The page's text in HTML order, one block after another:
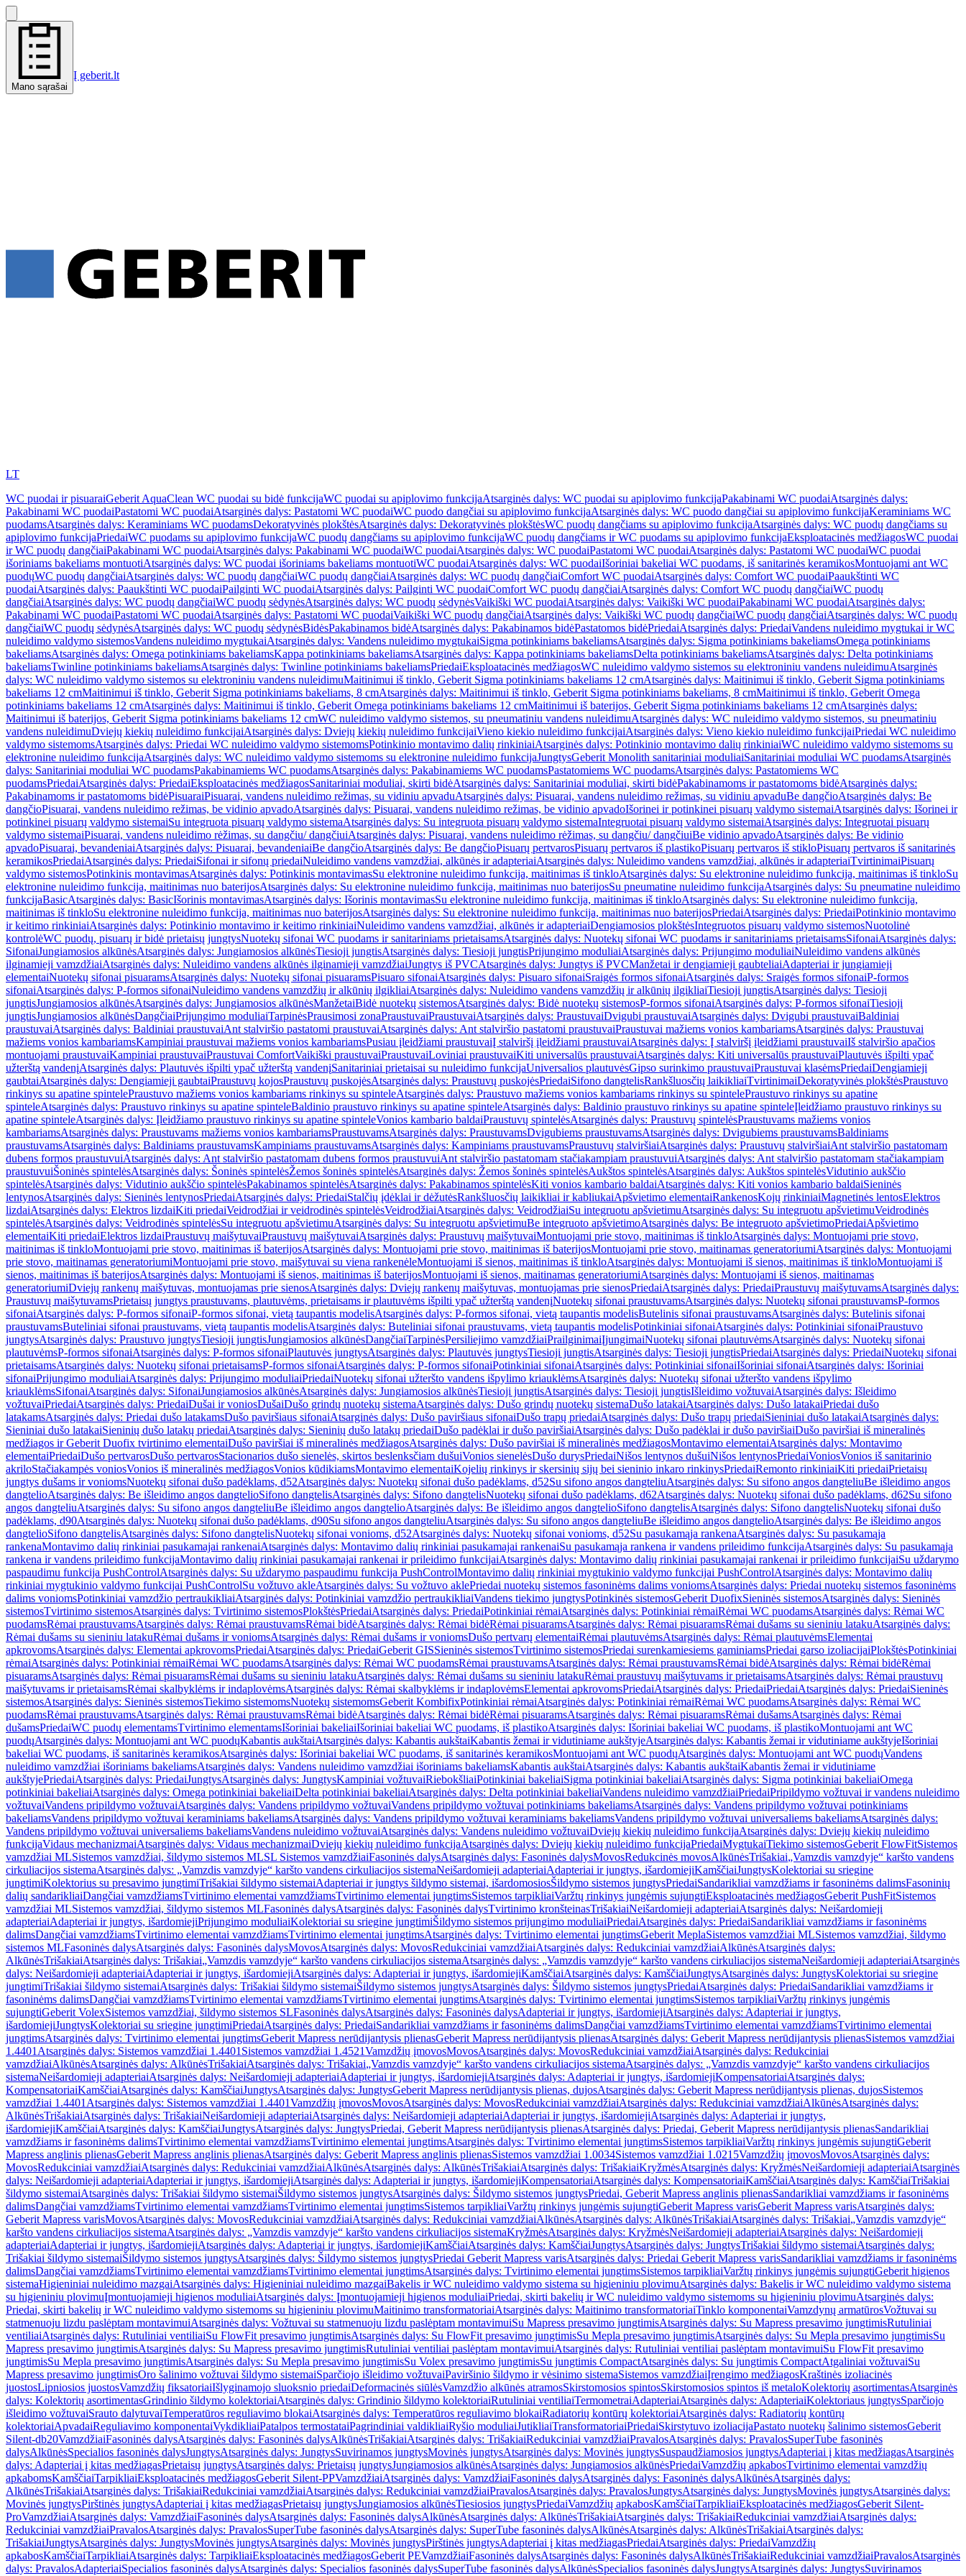
Mano sąrašai
Į geberit.lt
LT
WC puodai ir pisuaraiGeberit AquaClean WC puodai su bidė funkcijaWC puodai su apiplovimo funkcijaAtsarginės dalys: WC puodai su apiplovimo funkcijaPakabinami WC puodaiAtsarginės dalys:
Pakabinami WC puodaiPastatomi WC puodaiAtsarginės dalys: Pastatomi WC puodaiWC puodo dangčiai su apiplovimo funkcijaAtsarginės dalys: WC puodo dangčiai su apiplovimo funkcijaKeraminiams WC
puodamsAtsarginės dalys: Keraminiams WC puodamsDekoratyvinės plokštėsAtsarginės dalys: Dekoratyvinės plokštėsWC puodų dangčiams su apiplovimo funkcijaAtsarginės dalys: WC puodų dangčiams su
apiplovimo funkcijaPriedaiWC puodams su apiplovimo funkcijaWC puodų dangčiams su apiplovimo funkcijaWC puodų dangčiams ir WC puodams su apiplovimo funkcijaEksploatacinės medžiagosWC puodai
ir WC puodų dangčiaiPakabinami WC puodaiAtsarginės dalys: Pakabinami WC puodaiWC puodaiAtsarginės dalys: WC puodaiPastatomi WC puodaiAtsarginės dalys: Pastatomi WC puodaiWC puodai
išoriniams bakeliams montuotiAtsarginės dalys: WC puodai išoriniams bakeliams montuotiWC puodaiAtsarginės dalys: WC puodaiIšoriniai bakeliai WC puodams, iš sanitarinės keramikosMontuojami ant WC
puodųWC puodų dangčiaiAtsarginės dalys: WC puodų dangčiaiWC puodų dangčiaiAtsarginės dalys: WC puodų dangčiaiComfort WC puodaiAtsarginės dalys: Comfort WC puodaiPaaukštinti WC
puodaiAtsarginės dalys: Paaukštinti WC puodaiPailginti WC puodaiAtsarginės dalys: Pailginti WC puodaiComfort WC puodų dangčiaiAtsarginės dalys: Comfort WC puodų dangčiaiWC puodų
dangčiaiAtsarginės dalys: WC puodų dangčiaiWC puodų sėdynėsAtsarginės dalys: WC puodų sėdynėsVaikiški WC puodaiAtsarginės dalys: Vaikiški WC puodaiPakabinami WC puodaiAtsarginės dalys:
Pakabinami WC puodaiPastatomi WC puodaiAtsarginės dalys: Pastatomi WC puodaiVaikiški WC puodų dangčiaiAtsarginės dalys: Vaikiški WC puodų dangčiaiWC puodų dangčiaiAtsarginės dalys: WC puodų
dangčiaiWC puodų sėdynėsAtsarginės dalys: WC puodų sėdynėsBidėsPakabinamos bidėAtsarginės dalys: Pakabinamos bidėPastatomos bidėPriedaiAtsarginės dalys: PriedaiVandens nuleidimo mygtukai ir WC
nuleidimo valdymo sistemosVandens nuleidimo mygtukaiAtsarginės dalys: Vandens nuleidimo mygtukaiSigma potinkiniams bakeliamsAtsarginės dalys: Sigma potinkiniams bakeliamsOmega potinkiniams
bakeliamsAtsarginės dalys: Omega potinkiniams bakeliamsKappa potinkiniams bakeliamsAtsarginės dalys: Kappa potinkiniams bakeliamsDelta potinkiniams bakeliamsAtsarginės dalys: Delta potinkiniams
bakeliamsTwinline potinkiniams bakeliamsAtsarginės dalys: Twinline potinkiniams bakeliamsPriedaiEksploatacinės medžiagosWC nuleidimo valdymo sistemos su elektroniniu vandens nuleidimuAtsarginės
dalys: WC nuleidimo valdymo sistemos su elektroniniu vandens nuleidimuMaitinimui iš tinklo, Geberit Sigma potinkiniams bakeliams 12 cmAtsarginės dalys: Maitinimui iš tinklo, Geberit Sigma potinkiniams
bakeliams 12 cmMaitinimui iš tinklo, Geberit Sigma potinkiniams bakeliams, 8 cmAtsarginės dalys: Maitinimui iš tinklo, Geberit Sigma potinkiniams bakeliams, 8 cmMaitinimui iš tinklo, Geberit Omega
potinkiniams bakeliams 12 cmAtsarginės dalys: Maitinimui iš tinklo, Geberit Omega potinkiniams bakeliams 12 cmMaitinimui iš baterijos, Geberit Sigma potinkiniams bakeliams 12 cmAtsarginės dalys:
Maitinimui iš baterijos, Geberit Sigma potinkiniams bakeliams 12 cmWC nuleidimo valdymo sistemos, su pneumatiniu vandens nuleidimuAtsarginės dalys: WC nuleidimo valdymo sistemos, su pneumatiniu
vandens nuleidimuDviejų kiekių nuleidimo funkcijaiAtsarginės dalys: Dviejų kiekių nuleidimo funkcijaiVieno kiekio nuleidimo funkcijaiAtsarginės dalys: Vieno kiekio nuleidimo funkcijaiPriedai WC nuleidimo
valdymo sistemomsAtsarginės dalys: Priedai WC nuleidimo valdymo sistemomsPotinkinio montavimo dalių rinkiniaiAtsarginės dalys: Potinkinio montavimo dalių rinkiniaiWC nuleidimo valdymo sistemoms su
elektronine nuleidimo funkcijaAtsarginės dalys: WC nuleidimo valdymo sistemoms su elektronine nuleidimo funkcijaJungtysGeberit Monolith sanitariniai moduliaiSanitariniai moduliai WC puodamsAtsarginės
dalys: Sanitariniai moduliai WC puodamsPakabinamiems WC puodamsAtsarginės dalys: Pakabinamiems WC puodamsPastatomiems WC puodamsAtsarginės dalys: Pastatomiems WC
puodamsPriedaiAtsarginės dalys: PriedaiEksploatacinės medžiagosSanitariniai moduliai, skirti bidėAtsarginės dalys: Sanitariniai moduliai, skirti bidėPakabinamoms ir pastatomoms bidėAtsarginės dalys:
Pakabinamoms ir pastatomoms bidėPisuaraiPisuarai, vandens nuleidimo režimas, su vidiniu apvaduAtsarginės dalys: Pisuarai, vandens nuleidimo režimas, su vidiniu apvaduBe dangčioAtsarginės dalys: Be
dangčioPisuarai, vandens nuleidimo režimas, be vidinio apvadoAtsarginės dalys: Pisuarai, vandens nuleidimo režimas, be vidinio apvadoIšorinei ir potinkinei pisuarų valdymo sistemaiAtsarginės dalys: Išorinei ir
potinkinei pisuarų valdymo sistemaiSu integruota pisuarų valdymo sistemaAtsarginės dalys: Su integruota pisuarų valdymo sistemaIntegruotai pisuarų valdymo sistemaiAtsarginės dalys: Integruotai pisuarų
valdymo sistemaiPisuarai, vandens nuleidimo rėžimas, su dangčiu/ dangčiuiAtsarginės dalys: Pisuarai, vandens nuleidimo rėžimas, su dangčiu/ dangčiuiBe vidinio apvadoAtsarginės dalys: Be vidinio
apvadoPisuarai, bevandeniaiAtsarginės dalys: Pisuarai, bevandeniaiBe dangčioAtsarginės dalys: Be dangčioPisuarų pertvarosPisuarų pertvaros iš plastikoPisuarų pertvaros iš stikloPisuarų pertvaros iš sanitarinės
keramikosPriedaiAtsarginės dalys: PriedaiSifonai ir sifonų priedaiNuleidimo vandens vamzdžiai, alkūnės ir adapteriaiAtsarginės dalys: Nuleidimo vandens vamzdžiai, alkūnės ir adapteriaiTvirtinimaiPisuarų
valdymo sistemosPotinkinis montavimasAtsarginės dalys: Potinkinis montavimasSu elektronine nuleidimo funkcija, maitinimas iš tinkloAtsarginės dalys: Su elektronine nuleidimo funkcija, maitinimas iš tinkloSu
elektronine nuleidimo funkcija, maitinimas nuo baterijosAtsarginės dalys: Su elektronine nuleidimo funkcija, maitinimas nuo baterijosSu pneumatine nuleidimo funkcijaAtsarginės dalys: Su pneumatine nuleidimo
funkcijaBasicAtsarginės dalys: BasicIšorinis montavimasAtsarginės dalys: Išorinis montavimasSu elektronine nuleidimo funkcija, maitinimas iš tinkloAtsarginės dalys: Su elektronine nuleidimo funkcija,
maitinimas iš tinkloSu elektronine nuleidimo funkcija, maitinimas nuo baterijosAtsarginės dalys: Su elektronine nuleidimo funkcija, maitinimas nuo baterijosPriedaiAtsarginės dalys: PriedaiPotinkinio montavimo
ir keitimo rinkiniaiAtsarginės dalys: Potinkinio montavimo ir keitimo rinkiniaiNuleidimo vandens vamzdžiai, alkūnės ir adapteriaiDengiamosios plokštėsIntegruotos pisuarų valdymo sistemosNuotolinė
kontrolėWC puodų, pisuarų ir bidė prietaisų jungtysNuotekų sifonai WC puodams ir sanitariniams prietaisamsAtsarginės dalys: Nuotekų sifonai WC puodams ir sanitariniams prietaisamsSifonaiAtsarginės dalys:
SifonaiJungiamosios alkūnėsAtsarginės dalys: Jungiamosios alkūnėsTiesioji jungtisAtsarginės dalys: Tiesioji jungtisPrijungimo moduliaiAtsarginės dalys: Prijungimo moduliaiNuleidimo vandens alkūnės
ilginamieji vamzdžiaiAtsarginės dalys: Nuleidimo vandens alkūnės ilginamieji vamzdžiaiJungtys iš PVCAtsarginės dalys: Jungtys iš PVCManžetai ir dengiamieji gaubteliaiAdapteriai ir jungiamieji
elementaiNuotekų sifonai pisuaramsAtsarginės dalys: Nuotekų sifonai pisuaramsPisuaro sifonaiAtsarginės dalys: Pisuaro sifonaiSraigės formos sifonaiAtsarginės dalys: Sraigės formos sifonaiP-formos
sifonaiAtsarginės dalys: P-formos sifonaiNuleidimo vandens vamzdžių ir alkūnių ilgikliaiAtsarginės dalys: Nuleidimo vandens vamzdžių ir alkūnių ilgikliaiTiesioji jungtisAtsarginės dalys: Tiesioji
jungtisJungiamosios alkūnėsAtsarginės dalys: Jungiamosios alkūnėsManžetaiBidė nuotekų sistemosAtsarginės dalys: Bidė nuotekų sistemosP-formos sifonaiAtsarginės dalys: P-formos sifonaiTiesioji
jungtisJungiamosios alkūnėsDangčiaiPrijungimo moduliaiTarpinėsPrausimosi zonaPraustuvaiPraustuvaiAtsarginės dalys: PraustuvaiDvigubi praustuvaiAtsarginės dalys: Dvigubi praustuvaiBaldiniai
praustuvaiAtsarginės dalys: Baldiniai praustuvaiAnt stalviršio pastatomi praustuvaiAtsarginės dalys: Ant stalviršio pastatomi praustuvaiPraustuvai mažiems vonios kambariamsAtsarginės dalys: Praustuvai
mažiems vonios kambariamsKampiniai praustuvai mažiems vonios kambariamsPusiau įleidžiami praustuvaiĮ stalviršį įleidžiami praustuvaiAtsarginės dalys: Į stalviršį įleidžiami praustuvaiIš stalviršio apačios
montuojami praustuvaiKampiniai praustuvaiPraustuvai ComfortVaikiški praustuvaiPraustuvaiLoviniai praustuvaiKiti universalūs praustuvaiAtsarginės dalys: Kiti universalūs praustuvaiPlautuvės išpilti ypač
užterštą vandenįAtsarginės dalys: Plautuvės išpilti ypač užterštą vandenįSanitariniai prietaisai su nuleidimo funkcijaUniversalios plautuvėsGipso surinkimo praustuvaiPraustuvai klasėmsPriedaiDengiamieji
gaubtaiAtsarginės dalys: Dengiamieji gaubtaiPraustuvų kojosPraustuvų puskojėsAtsarginės dalys: Praustuvų puskojėsPriedaiSifono dangtelisRankšluosčių laikikliaiTvirtinimaiDekoratyvinės plokštėsPraustuvo
rinkinys su apatine spintelePraustuvo mažiems vonios kambariams rinkinys su spinteleAtsarginės dalys: Praustuvo mažiems vonios kambariams rinkinys su spintelePraustuvo rinkinys su apatine
spinteleAtsarginės dalys: Praustuvo rinkinys su apatine spinteleBaldinio praustuvo rinkinys su apatine spinteleAtsarginės dalys: Baldinio praustuvo rinkinys su apatine spinteleĮleidžiamo praustuvo rinkinys su
apatine spinteleAtsarginės dalys: Įleidžiamo praustuvo rinkinys su apatine spinteleVonios kambario baldaiPraustuvų spintelėsAtsarginės dalys: Praustuvų spintelėsPraustuvams mažiems vonios
kambariamsAtsarginės dalys: Praustuvams mažiems vonios kambariamsPraustuvamsAtsarginės dalys: PraustuvamsDvigubiems praustuvamsAtsarginės dalys: Dvigubiems praustuvamsBaldiniams
praustuvamsAtsarginės dalys: Baldiniams praustuvamsKampiniams praustuvamsAtsarginės dalys: Kampiniams praustuvamsPraustuvų stalviršiaiAtsarginės dalys: Praustuvų stalviršiaiAnt stalviršio pastatomam
dubens formos praustuvuiAtsarginės dalys: Ant stalviršio pastatomam dubens formos praustuvuiAnt stalviršio pastatomam stačiakampiam praustuvuiAtsarginės dalys: Ant stalviršio pastatomam stačiakampiam
praustuvuiŠoninės spintelėsAtsarginės dalys: Šoninės spintelėsŽemos šoninės spintelėsAtsarginės dalys: Žemos šoninės spintelėsAukštos spintelėsAtsarginės dalys: Aukštos spintelėsVidutinio aukščio
spintelėsAtsarginės dalys: Vidutinio aukščio spintelėsPakabinamos spintelėsAtsarginės dalys: Pakabinamos spintelėsKiti vonios kambario baldaiAtsarginės dalys: Kiti vonios kambario baldaiSieninės
lentynosAtsarginės dalys: Sieninės lentynosPriedaiAtsarginės dalys: PriedaiStalčių įdėklai ir dėžutėsRankšluosčių laikikliai ir kabliukaiApšvietimo elementaiRankenosKojų rinkiniaiMagnetinės lentosElektros
lizdaiAtsarginės dalys: Elektros lizdaiKiti priedaiVeidrodžiai ir veidrodinės spintelėsVeidrodžiaiAtsarginės dalys: VeidrodžiaiSu integruotu apšvietimuAtsarginės dalys: Su integruotu apšvietimuVeidrodinės
spintelėsAtsarginės dalys: Veidrodinės spintelėsSu integruotu apšvietimuAtsarginės dalys: Su integruotu apšvietimuBe integruoto apšvietimoAtsarginės dalys: Be integruoto apšvietimoPriedaiApšvietimo
elementaiKiti priedaiElektros lizdaiPraustuvų maišytuvaiPraustuvų maišytuvaiAtsarginės dalys: Praustuvų maišytuvaiMontuojami prie stovo, maitinimas iš tinkloAtsarginės dalys: Montuojami prie stovo,
maitinimas iš tinkloMontuojami prie stovo, maitinimas iš baterijosAtsarginės dalys: Montuojami prie stovo, maitinimas iš baterijosMontuojami prie stovo, maitinamas generatoriumiAtsarginės dalys: Montuojami
prie stovo, maitinamas generatoriumiMontuojami prie stovo, maišytuvai su viena rankenėleMontuojami iš sienos, maitinimas iš tinkloAtsarginės dalys: Montuojami iš sienos, maitinimas iš tinkloMontuojami iš
sienos, maitinimas iš baterijosAtsarginės dalys: Montuojami iš sienos, maitinimas iš baterijosMontuojami iš sienos, maitinamas generatoriumiAtsarginės dalys: Montuojami iš sienos, maitinamas
generatoriumiDviejų rankenų maišytuvas, montuojamas prie sienosAtsarginės dalys: Dviejų rankenų maišytuvas, montuojamas prie sienosPriedaiAtsarginės dalys: PriedaiPraustuvų maišytuvamsAtsarginės dalys:
Praustuvų maišytuvamsPrietaisų jungtys praustuvams, plautuvėms, prietaisams ir plautuvėms išpilti ypač užterštą vandenįNuotekų sifonai praustuvamsAtsarginės dalys: Nuotekų sifonai praustuvamsP-formos
sifonaiAtsarginės dalys: P-formos sifonaiP-formos sifonai, vietą taupantis modelisAtsarginės dalys: P-formos sifonai, vietą taupantis modelisButelinis sifonai praustuvamsAtsarginės dalys: Butelinis sifonai
praustuvamsButeliniai sifonai praustuvams, vietą taupantis modelisAtsarginės dalys: Buteliniai sifonai praustuvams, vietą taupantis modelisPotinkiniai sifonaiAtsarginės dalys: Potinkiniai sifonaiPraustuvo
jungtysAtsarginės dalys: Praustuvo jungtysTiesioji jungtisJungiamosios alkūnėsDangčiaiTarpinėsPersiliejimo vamzdžiaiPrailginimaiĮjungimaiNuotekų sifonai plautuvėmsAtsarginės dalys: Nuotekų sifonai
plautuvėmsP-formos sifonaiAtsarginės dalys: P-formos sifonaiPlautuvės jungtysAtsarginės dalys: Plautuvės jungtysTiesioji jungtisAtsarginės dalys: Tiesioji jungtisPriedaiAtsarginės dalys: PriedaiNuotekų sifonai
prietaisamsAtsarginės dalys: Nuotekų sifonai prietaisamsP-formos sifonaiAtsarginės dalys: P-formos sifonaiPotinkiniai sifonaiAtsarginės dalys: Potinkiniai sifonaiIšoriniai sifonaiAtsarginės dalys: Išoriniai
sifonaiPrijungimo moduliaiAtsarginės dalys: Prijungimo moduliaiPriedaiNuotekų sifonai užteršto vandens išpylimo kriauklėmsAtsarginės dalys: Nuotekų sifonai užteršto vandens išpylimo
kriauklėmsSifonaiAtsarginės dalys: SifonaiJungiamosios alkūnėsAtsarginės dalys: Jungiamosios alkūnėsTiesioji jungtisAtsarginės dalys: Tiesioji jungtisIšleidimo vožtuvaiAtsarginės dalys: Išleidimo
vožtuvaiPriedaiAtsarginės dalys: PriedaiDušai ir voniosDušaiDušo grindų nuotekų sistemaAtsarginės dalys: Dušo grindų nuotekų sistemaDušo latakaiAtsarginės dalys: Dušo latakaiPriedai dušo
latakamsAtsarginės dalys: Priedai dušo latakamsDušo paviršiaus sifonaiAtsarginės dalys: Dušo paviršiaus sifonaiDušo trapų priedaiAtsarginės dalys: Dušo trapų priedaiSieniniai dušo latakaiAtsarginės dalys:
Sieniniai dušo latakaiSieninių dušo latakų priedaiAtsarginės dalys: Sieninių dušo latakų priedaiDušo padėklai ir dušo paviršiaiAtsarginės dalys: Dušo padėklai ir dušo paviršiaiDušo paviršiai iš mineralinės
medžiagos ir Geberit Duofix tvirtinimo elementaiDušo paviršiai iš mineralinės medžiagosAtsarginės dalys: Dušo paviršiai iš mineralinės medžiagosMontavimo elementaiAtsarginės dalys: Montavimo
elementaiPriedaiDušo pertvarosDušo pertvarosStacionarios dušo sienelės, skirtos beslenksčiam dušuiVonios sienelėsDušo durysPriedaiNišos lentynos dušuiNišos lentynosPriedaiVoniosVonios iš sanitarinio
akriloStačiakampės voniosVonios iš mineralinės medžiagosVonios kūdikiamsMontavimo elementaiKojelių rinkinys ir skersinių sijų bei sieninio inkaro rinkinysPriedaiRemonto rinkiniaiKiti priedaiPrietaisų
jungtys dušams ir voniomsNuotekų sifonai dušo padėklams, d52Atsarginės dalys: Nuotekų sifonai dušo padėklams, d52Su sifono angos dangteliuAtsarginės dalys: Su sifono angos dangteliuBe išleidimo angos
dangtelioAtsarginės dalys: Be išleidimo angos dangtelioSifono dangtelisAtsarginės dalys: Sifono dangtelisNuotekų sifonai dušo padėklams, d62Atsarginės dalys: Nuotekų sifonai dušo padėklams, d62Su sifono
angos dangteliuAtsarginės dalys: Su sifono angos dangteliuBe išleidimo angos dangtelioAtsarginės dalys: Be išleidimo angos dangtelioSifono dangtelisAtsarginės dalys: Sifono dangtelisNuotekų sifonai dušo
padėklams, d90Atsarginės dalys: Nuotekų sifonai dušo padėklams, d90Su sifono angos dangteliuAtsarginės dalys: Su sifono angos dangteliuBe išleidimo angos dangtelioAtsarginės dalys: Be išleidimo angos
dangtelioSifono dangtelisAtsarginės dalys: Sifono dangtelisNuotekų sifonai vonioms, d52Atsarginės dalys: Nuotekų sifonai vonioms, d52Su pasukamąja rankenaAtsarginės dalys: Su pasukamąja
rankenaMontavimo dalių rinkiniai pasukamajai rankenaiAtsarginės dalys: Montavimo dalių rinkiniai pasukamajai rankenaiSu pasukamąja rankena ir vandens prileidimo funkcijaAtsarginės dalys: Su pasukamąja
rankena ir vandens prileidimo funkcijaMontavimo dalių rinkiniai pasukamajai rankenai ir prileidimo funkcijaiAtsarginės dalys: Montavimo dalių rinkiniai pasukamajai rankenai ir prileidimo funkcijaiSu uždarymo
paspaudimu funkcija PushControlAtsarginės dalys: Su uždarymo paspaudimu funkcija PushControlMontavimo dalių rinkiniai mygtukinio valdymo funkcijai PushControlAtsarginės dalys: Montavimo dalių
rinkiniai mygtukinio valdymo funkcijai PushControlSu vožtuvo akleAtsarginės dalys: Su vožtuvo aklePriedai nuotekų sistemos fasoninėms dalims voniomsAtsarginės dalys: Priedai nuotekų sistemos fasoninėms
dalims voniomsPotinkiniai vamzdžio pertraukikliaiAtsarginės dalys: Potinkiniai vamzdžio pertraukikliaiVandens tiekimo jungtysPotinkinės sistemosGeberit DuofixSieninės sistemosAtsarginės dalys: Sieninės
sistemosTvirtinimo sistemosAtsarginės dalys: Tvirtinimo sistemosPlokštėsPriedaiAtsarginės dalys: PriedaiPotinkiniai rėmaiAtsarginės dalys: Potinkiniai rėmaiRėmai WC puodamsAtsarginės dalys: Rėmai WC
puodamsRėmai praustuvamsAtsarginės dalys: Rėmai praustuvamsRėmai bidėAtsarginės dalys: Rėmai bidėRėmai pisuaramsAtsarginės dalys: Rėmai pisuaramsRėmai dušams su sieniniu latakuAtsarginės dalys:
Rėmai dušams su sieniniu latakuRėmai dušams ir voniomsAtsarginės dalys: Rėmai dušams ir voniomsDušo pertvarų elementaiRėmai plautuvėmsAtsarginės dalys: Rėmai plautuvėmsElementai
apkrovomsAtsarginės dalys: Elementai apkrovomsPriedaiAtsarginės dalys: PriedaiGeberit GISSieninės sistemosTvirtinimo sistemosPriedai surenkamiesiems gaminiamsPriedai garso izoliacijaiPlokštėsPotinkiniai
rėmaiAtsarginės dalys: Potinkiniai rėmaiRėmai WC puodamsAtsarginės dalys: Rėmai WC puodamsRėmai praustuvamsAtsarginės dalys: Rėmai praustuvamsRėmai bidėAtsarginės dalys: Rėmai bidėRėmai
pisuaramsAtsarginės dalys: Rėmai pisuaramsRėmai dušams su sieniniu latakuAtsarginės dalys: Rėmai dušams su sieniniu latakuRėmai praustuvų maišytuvams ir prietaisamsAtsarginės dalys: Rėmai praustuvų
maišytuvams ir prietaisamsRėmai skalbyklėms ir indaplovėmsAtsarginės dalys: Rėmai skalbyklėms ir indaplovėmsElementai apkrovomsPriedaiAtsarginės dalys: PriedaiPriedaiAtsarginės dalys: PriedaiSieninės
sistemosAtsarginės dalys: Sieninės sistemosTiekimo sistemomsNuotekų sistemomsGeberit KombifixPotinkiniai rėmaiAtsarginės dalys: Potinkiniai rėmaiRėmai WC puodamsAtsarginės dalys: Rėmai WC
puodamsRėmai praustuvamsAtsarginės dalys: Rėmai praustuvamsRėmai bidėAtsarginės dalys: Rėmai bidėRėmai pisuaramsAtsarginės dalys: Rėmai pisuaramsRėmai dušamsAtsarginės dalys: Rėmai
dušamsPriedaiWC puodų elementamsTvirtinimo elementamsIšoriniai bakeliaiIšoriniai bakeliai WC puodams, iš plastikoAtsarginės dalys: Išoriniai bakeliai WC puodams, iš plastikoMontuojami ant WC
puodųAtsarginės dalys: Montuojami ant WC puodųKabantis aukštaiAtsarginės dalys: Kabantis aukštaiKabantis žemai ir vidutiniame aukštyjeAtsarginės dalys: Kabantis žemai ir vidutiniame aukštyjeIšoriniai
bakeliai WC puodams, iš sanitarinės keramikosAtsarginės dalys: Išoriniai bakeliai WC puodams, iš sanitarinės keramikosMontuojami ant WC puodųAtsarginės dalys: Montuojami ant WC puodųVandens
nuleidimo vamzdžiai išoriniams bakeliamsAtsarginės dalys: Vandens nuleidimo vamzdžiai išoriniams bakeliamsKabantis aukštaiAtsarginės dalys: Kabantis aukštaiKabantis žemai ir vidutiniame
aukštyjePriedaiAtsarginės dalys: PriedaiJungtysAtsarginės dalys: JungtysKampiniai vožtuvaiRiebokšliaiPotinkiniai bakeliaiSigma potinkiniai bakeliaiAtsarginės dalys: Sigma potinkiniai bakeliaiOmega
potinkiniai bakeliaiAtsarginės dalys: Omega potinkiniai bakeliaiDelta potinkiniai bakeliaiAtsarginės dalys: Delta potinkiniai bakeliaiVandens nuleidimo vamzdžiaiPriedaiPripildymo vožtuvai ir vandens nuleidimo
vožtuvaiVandens pripildymo vožtuvaiAtsarginės dalys: Vandens pripildymo vožtuvaiVandens pripildymo vožtuvai potinkiniams bakeliamsAtsarginės dalys: Vandens pripildymo vožtuvai potinkiniams
bakeliamsVandens pripildymo vožtuvai keraminiams bakeliamsAtsarginės dalys: Vandens pripildymo vožtuvai keraminiams bakeliamsVandens pripildymo vožtuvai universaliems bakeliamsAtsarginės dalys:
Vandens pripildymo vožtuvai universaliems bakeliamsVandens nuleidimo vožtuvaiAtsarginės dalys: Vandens nuleidimo vožtuvaiDviejų kiekių nuleidimo funkcijaAtsarginės dalys: Dviejų kiekių nuleidimo
funkcijaVidaus mechanizmaiAtsarginės dalys: Vidaus mechanizmaiDviejų kiekių nuleidimo funkcijaAtsarginės dalys: Dviejų kiekių nuleidimo funkcijaPriedaiMygtukaiTiekimo sistemosGeberit FlowFitSistemos
vamzdžiai MLSistemos vamzdžiai, šildymo sistemos MLSL Sistemos vamzdžiaiFasoninės dalysAtsarginės dalys: Fasoninės dalysMovosRedukcinės movosAlkūnėsTrišakiai„Vamzdis vamzdyje“ karšto vandens
cirkuliacijos sistemaAtsarginės dalys: „Vamzdis vamzdyje“ karšto vandens cirkuliacijos sistemaNeišardomieji adapteriaiAdapteriai ir jungtys, išardomiejiKamščiaiJungtysKolektoriai su sriegine
jungtimiKolektorius su presavimo jungtimiTrišakiai šildymo sistemaiAdapteriai ir jungtys šildymo sistemai, išardomosiosŠildymo sistemos jungtysPriedaiSandarikliai vamzdžiams ir fasoninėms dalimsFasoninių
dalių sandarikliaiDangčiai vamzdžiamsTvirtinimo elementai vamzdžiamsTvirtinimo elementai jungtimsSistemos tarpikliaiVaržtų rinkinys jungėmis sujungtiEksploatacinės medžiagosGeberit PushFitSistemos
vamzdžiai MLSistemos vamzdžiai, šildymo sistemos MLFasoninės dalysAtsarginės dalys: Fasoninės dalysTvirtinimo kronšteinasTrišakiaiNeišardomieji adapteriaiAtsarginės dalys: Neišardomieji
adapteriaiAdapteriai ir jungtys, išardomiejiPrijungimo moduliaiKolektoriai su sriegine jungtimiŠildymo sistemos prijungimo moduliaiPriedaiAtsarginės dalys: PriedaiSandarikliai vamzdžiams ir fasoninėms
dalimsDangčiai vamzdžiamsTvirtinimo elementai vamzdžiamsTvirtinimo elementai jungtimsAtsarginės dalys: Tvirtinimo elementai jungtimsGeberit MeplaSistemos vamzdžiai MLSistemos vamzdžiai, šildymo
sistemos MLFasoninės dalysAtsarginės dalys: Fasoninės dalysMovosAtsarginės dalys: MovosRedukciniai vamzdžiaiAtsarginės dalys: Redukciniai vamzdžiaiAlkūnėsAtsarginės dalys:
AlkūnėsTrišakiaiAtsarginės dalys: Trišakiai„Vamzdis vamzdyje“ karšto vandens cirkuliacijos sistemaAtsarginės dalys: „Vamzdis vamzdyje“ karšto vandens cirkuliacijos sistemaNeišardomieji adapteriaiAtsarginės
dalys: Neišardomieji adapteriaiAdapteriai ir jungtys, išardomiejiAtsarginės dalys: Adapteriai ir jungtys, išardomiejiKamščiaiAtsarginės dalys: KamščiaiJungtysAtsarginės dalys: JungtysKolektoriai su sriegine
jungtimiTrišakiai šildymo sistemaiAtsarginės dalys: Trišakiai šildymo sistemaiŠildymo sistemos jungtysAtsarginės dalys: Šildymo sistemos jungtysPriedaiAtsarginės dalys: PriedaiSandarikliai vamzdžiams ir
fasoninėms dalimsDangčiai vamzdžiamsTvirtinimo elementai vamzdžiamsTvirtinimo elementai jungtimsAtsarginės dalys: Tvirtinimo elementai jungtimsSistemos tarpikliaiVaržtų rinkinys jungėmis
sujungtiGeberit VolexSistemos vamzdžiai, šildymo sistemos SLFasoninės dalysAtsarginės dalys: Fasoninės dalysAdapteriai ir jungtys, išardomiejiAtsarginės dalys: Adapteriai ir jungtys,
išardomiejiJungtysKolektoriai su sriegine jungtimiPriedaiAtsarginės dalys: PriedaiSandarikliai vamzdžiams ir fasoninėms dalimsDangčiai vamzdžiamsTvirtinimo elementai vamzdžiamsTvirtinimo elementai
jungtimsAtsarginės dalys: Tvirtinimo elementai jungtimsGeberit Mapress nerūdijantysis plienasGeberit Mapress nerūdijantysis plienasAtsarginės dalys: Geberit Mapress nerūdijantysis plienasSistemos vamzdžiai
1.4401 Atsarginės dalys: Sistemos vamzdžiai 1.4401 Sistemos vamzdžiai 1.4521Vamzdžių įmovosMovosAtsarginės dalys: MovosRedukciniai vamzdžiaiAtsarginės dalys: Redukciniai
vamzdžiaiAlkūnėsAtsarginės dalys: AlkūnėsTrišakiaiAtsarginės dalys: Trišakiai„Vamzdis vamzdyje“ karšto vandens cirkuliacijos sistemaAtsarginės dalys: „Vamzdis vamzdyje“ karšto vandens cirkuliacijos
sistemaNeišardomieji adapteriaiAtsarginės dalys: Neišardomieji adapteriaiAdapteriai ir jungtys, išardomiejiAtsarginės dalys: Adapteriai ir jungtys, išardomiejiKompensatoriaiAtsarginės dalys:
KompensatoriaiKamščiaiAtsarginės dalys: KamščiaiJungtysAtsarginės dalys: JungtysGeberit Mapress nerūdijantysis plienas, dujosAtsarginės dalys: Geberit Mapress nerūdijantysis plienas, dujosSistemos
vamzdžiai 1.4401 Atsarginės dalys: Sistemos vamzdžiai 1.4401Vamzdžių įmovosMovosAtsarginės dalys: MovosRedukciniai vamzdžiaiAtsarginės dalys: Redukciniai vamzdžiaiAlkūnėsAtsarginės dalys:
AlkūnėsTrišakiaiAtsarginės dalys: TrišakiaiNeišardomieji adapteriaiAtsarginės dalys: Neišardomieji adapteriaiAdapteriai ir jungtys, išardomiejiAtsarginės dalys: Adapteriai ir jungtys,
išardomiejiKamščiaiAtsarginės dalys: KamščiaiJungtysAtsarginės dalys: JungtysPriedai, Geberit Mapress nerūdijantysis plienasAtsarginės dalys: Priedai, Geberit Mapress nerūdijantysis plienasSandarikliai
vamzdžiams ir fasoninėms dalimsTvirtinimo elementai vamzdžiamsTvirtinimo elementai jungtimsAtsarginės dalys: Tvirtinimo elementai jungtimsSistemos tarpikliaiVaržtų rinkinys jungėmis sujungtiGeberit
Mapress anglinis plienasGeberit Mapress anglinis plienasAtsarginės dalys: Geberit Mapress anglinis plienasSistemos vamzdžiai 1.0034Sistemos vamzdžiai 1.0215Vamzdžių įmovosMovosAtsarginės dalys:
MovosRedukciniai vamzdžiaiAtsarginės dalys: Redukciniai vamzdžiaiAlkūnėsAtsarginės dalys: AlkūnėsTrišakiaiAtsarginės dalys: TrišakiaiKryžmėsAtsarginės dalys: KryžmėsNeišardomieji adapteriaiAtsarginės
dalys: Neišardomieji adapteriaiAdapteriai ir jungtys, išardomiejiAtsarginės dalys: Adapteriai ir jungtys, išardomiejiKompensatoriaiAtsarginės dalys: KompensatoriaiKamščiaiAtsarginės dalys: KamščiaiTrišakiai
šildymo sistemaiAtsarginės dalys: Trišakiai šildymo sistemaiŠildymo sistemos jungtysAtsarginės dalys: Šildymo sistemos jungtysPriedai, Geberit Mapress anglinis plienasSandarikliai vamzdžiams ir fasoninėms
dalimsDangčiai vamzdžiamsTvirtinimo elementai vamzdžiamsTvirtinimo elementai jungtimsSistemos tarpikliaiVaržtų rinkinys jungėmis sujungtiGeberit Mapress varisGeberit Mapress varisAtsarginės dalys:
Geberit Mapress varisMovosAtsarginės dalys: MovosRedukciniai vamzdžiaiAtsarginės dalys: Redukciniai vamzdžiaiAlkūnėsAtsarginės dalys: AlkūnėsTrišakiaiAtsarginės dalys: Trišakiai„Vamzdis vamzdyje“
karšto vandens cirkuliacijos sistemaAtsarginės dalys: „Vamzdis vamzdyje“ karšto vandens cirkuliacijos sistemaKryžmėsAtsarginės dalys: KryžmėsNeišardomieji adapteriaiAtsarginės dalys: Neišardomieji
adapteriaiAdapteriai ir jungtys, išardomiejiAtsarginės dalys: Adapteriai ir jungtys, išardomiejiKamščiaiAtsarginės dalys: KamščiaiJungtysAtsarginės dalys: JungtysTrišakiai šildymo sistemaiAtsarginės dalys:
Trišakiai šildymo sistemaiŠildymo sistemos jungtysAtsarginės dalys: Šildymo sistemos jungtysPriedai Geberit Mapress varisAtsarginės dalys: Priedai Geberit Mapress varisSandarikliai vamzdžiams ir fasoninėms
dalimsDangčiai vamzdžiamsTvirtinimo elementai vamzdžiamsTvirtinimo elementai jungtimsAtsarginės dalys: Tvirtinimo elementai jungtimsSistemos tarpikliaiVaržtų rinkinys jungėmis sujungtiGeberit higienos
sistemaHigieniniai nuleidimo mazgaiAtsarginės dalys: Higieniniai nuleidimo mazgaiBakelis ir WC nuleidimo valdymo sistema su higieniniu plovimuAtsarginės dalys: Bakelis ir WC nuleidimo valdymo sistema
su higieniniu plovimuĮmontuojamieji higienos moduliaiAtsarginės dalys: Įmontuojamieji higienos moduliaiPriedai, skirti bakelių ir WC nuleidimo valdymo sistemoms su higieniniu plovimuAtsarginės dalys:
Priedai, skirti bakelių ir WC nuleidimo valdymo sistemoms su higieniniu plovimuMaitinimo transformatoriaiAtsarginės dalys: Maitinimo transformatoriaiTinklo komponentaiVamzdynų armatūrosVožtuvai su
statmenuoju lizdu paslėptam montavimuiAtsarginės dalys: Vožtuvai su statmenuoju lizdu paslėptam montavimuiSu Mapress presavimo jungtimisAtsarginės dalys: Su Mapress presavimo jungtimisRutuliniai
ventiliaiAtsarginės dalys: Rutuliniai ventiliaiSu FlowFit presavimo jungtimisAtsarginės dalys: Su FlowFit presavimo jungtimisSu Mepla presavimo jungtimisAtsarginės dalys: Su Mepla presavimo jungtimisSu
Mapress presavimo jungtimisAtsarginės dalys: Su Mapress presavimo jungtimisRutuliniai ventiliai paslėptam montavimuiAtsarginės dalys: Rutuliniai ventiliai paslėptam montavimuiSu FlowFit presavimo
jungtimisSu Mepla presavimo jungtimisAtsarginės dalys: Su Mepla presavimo jungtimisSu Volex presavimo jungtimisSu jungtimis CompactAtsarginės dalys: Su jungtimis CompactAtgaliniai vožtuvaiSu
Mapress presavimo jungtimisOro šalinimo vožtuvai šildymo sistemaiSparčiojo išleidimo vožtuvaiPaviršinio šildymo ir vėsinimo sistemaSistemos vamzdžiaiĮrengimo medžiagosKraštinės izoliacinės
juostosLipniosios juostosVamzdžių fiksatoriaiIšlyginamojo sluoksnio priedaiDeformacinės siūlėsVamzdžio alkūnės atramosSkirstomosios spintosSkirstomosios spintos iš metaloKolektorių asortimentasAtsarginės
dalys: Kolektorių asortimentasGrindinio šildymo kolektoriaiAtsarginės dalys: Grindinio šildymo kolektoriaiRutuliniai ventiliaiTermometraiAdapteriaiAtsarginės dalys: AdapteriaiKolektoriaus jungtysSparčiojo
išleidimo vožtuvaiSrauto dalytuvaiTemperatūros reguliavimo blokaiAtsarginės dalys: Temperatūros reguliavimo blokaiRadiatorių kontūrų kolektoriaiAtsarginės dalys: Radiatorių kontūrų
kolektoriaiApvadaiReguliavimo komponentaiVykdikliaiPatalpos termostataiPagrindiniai valdikliaiRyšio moduliaiJutikliaiTransformatoriaiPriedaiSkirstytuvo izoliacijaPastato nuotekų šalinimo sistemosGeberit
Silent-db20VamzdžiaiFasoninės dalysAtsarginės dalys: Fasoninės dalysAlkūnėsTrišakiaiAtsarginės dalys: TrišakiaiRedukciniai vamzdžiaiPravalosAtsarginės dalys: PravalosSuperTube fasoninės
dalysAlkūnėsSpecialios fasoninės dalysJungtysAtsarginės dalys: JungtysSuvirinamos jungtysMovinės jungtysAtsarginės dalys: Movinės jungtysSuspaudžiamosios jungtysAdapteriai į kitas medžiagasAtsarginės
dalys: Adapteriai į kitas medžiagasPrietaisų jungtysAtsarginės dalys: Prietaisų jungtysJungiamosios alkūnėsAtsarginės dalys: Jungiamosios alkūnėsPriedaiVamzdžių apkabosTvirtinimo elementai vamzdžių
apkabomsKamščiaiTarpikliaiEksploatacinės medžiagosGeberit Silent-PPVamzdžiaiAtsarginės dalys: VamzdžiaiFasoninės dalysAtsarginės dalys: Fasoninės dalysAlkūnėsAtsarginės dalys:
AlkūnėsTrišakiaiAtsarginės dalys: TrišakiaiRedukciniai vamzdžiaiAtsarginės dalys: Redukciniai vamzdžiaiPravalosAtsarginės dalys: PravalosJungtysAtsarginės dalys: JungtysMovinės jungtysAtsarginės dalys:
Movinės jungtysPirštinės jungtysAdapteriai į kitas medžiagasPrietaisų jungtysJungiamosios alkūnėsTiesiosios jungtysPriedaiVamzdžių apkabosKamščiaiTarpikliaiEksploatacinės medžiagosGeberit Silent-
ProVamzdžiaiAtsarginės dalys: VamzdžiaiFasoninės dalysAtsarginės dalys: Fasoninės dalysAlkūnėsAtsarginės dalys: AlkūnėsTrišakiaiAtsarginės dalys: TrišakiaiRedukciniai vamzdžiaiAtsarginės dalys:
Redukciniai vamzdžiaiPravalosAtsarginės dalys: PravalosSuperTube fasoninės dalysAtsarginės dalys: SuperTube fasoninės dalysAlkūnėsAtsarginės dalys: AlkūnėsTrišakiaiAtsarginės dalys:
TrišakiaiJungtysAtsarginės dalys: JungtysMovinės jungtysAtsarginės dalys: Movinės jungtysPirštinės jungtysAdapteriai į kitas medžiagasPriedaiAtsarginės dalys: PriedaiVamzdžių
apkabosKamščiaiTarpikliaiAtsarginės dalys: TarpikliaiEksploatacinės medžiagosGeberit PEVamzdžiaiFasoninės dalysAtsarginės dalys: Fasoninės dalysAlkūnėsTrišakiaiRedukciniai vamzdžiaiPravalosAtsarginės
dalys: PravalosAdapteriaiSpecialios fasoninės dalysAtsarginės dalys: Specialios fasoninės dalysSuperTube fasoninės dalysAlkūnėsSpecialios fasoninės dalysJungtysAtsarginės dalys: JungtysSuvirinamos